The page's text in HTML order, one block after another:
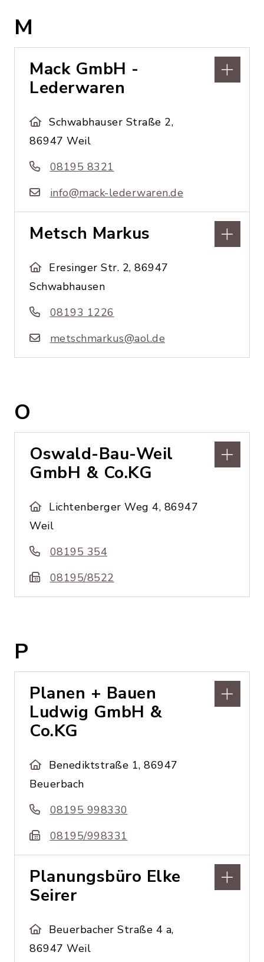
M
Mack GmbH -
Lederwaren
Schwabhauser Straße 2,
86947 Weil
08195 8321
info@mack-lederwaren.de
Metsch Markus
Eresinger Str. 2, 86947
Schwabhausen
08193 1226
metschmarkus@aol.de
O
Oswald-Bau-Weil
GmbH & Co.KG
Lichtenberger Weg 4, 86947
Weil
08195 354
08195/8522
P
Planen + Bauen
Ludwig GmbH &
Co.KG
Benediktstraße 1, 86947
Beuerbach
08195 998330
08195/998331
Planungsbüro Elke
Seirer
Beuerbacher Straße 4 a,
86947 Weil